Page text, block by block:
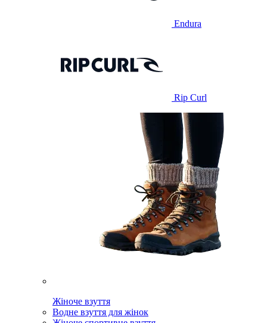
Endura
Rip Curl
Жіноче взуття
Водне взуття для жінок